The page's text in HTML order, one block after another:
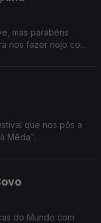
mas parabéns
nos fazer nojo com
que nos pôs a
Mêda".
do Mundo com